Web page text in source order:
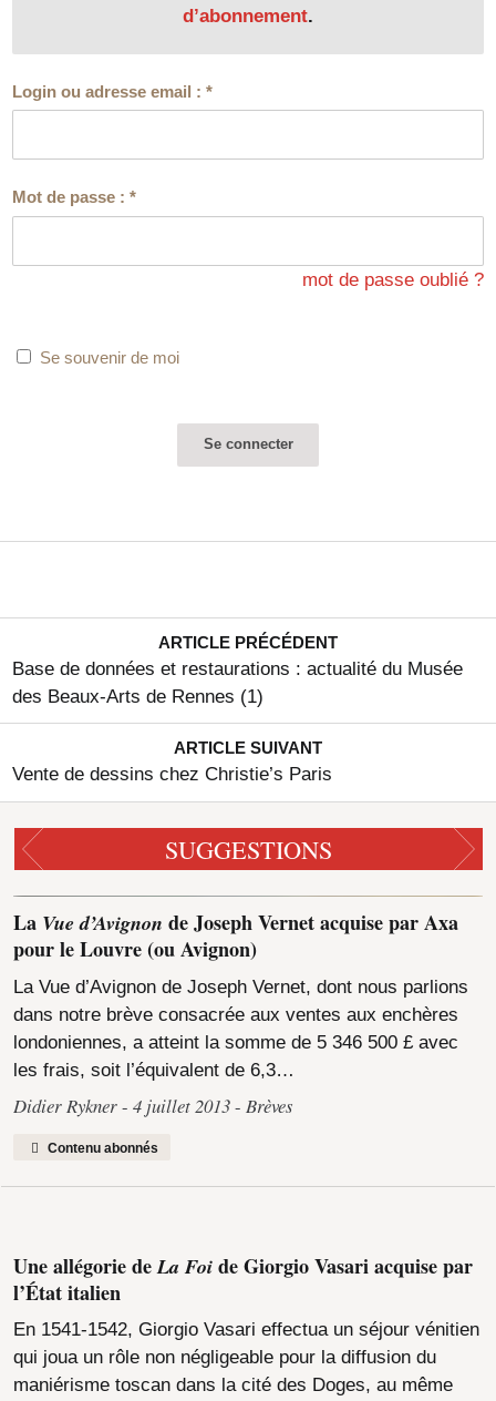
d’abonnement.
Login ou adresse email :*
Mot de passe :*
mot de passe oublié ?
Se souvenir de moi
ARTICLE PRÉCÉDENT
Base de données et restaurations : actualité du Musée
des Beaux-Arts de Rennes (1)
ARTICLE SUIVANT
Vente de dessins chez Christie’s Paris
SUGGESTIONS
La Vue d’Avignon de Joseph Vernet acquise par Axa
pour le Louvre (ou Avignon)
La Vue d’Avignon de Joseph Vernet, dont nous parlions
dans notre brève consacrée aux ventes aux enchères
londoniennes, a atteint la somme de 5 346 500 £ avec
les frais, soit l’équivalent de 6,3…
Didier Rykner 4 juillet 2013 Brèves
Contenu abonnés
Une allégorie deLa Foide Giorgio Vasari acquise par
l’État italien
En 1541-1542, Giorgio Vasari effectua un séjour vénitien
qui joua un rôle non négligeable pour la diffusion du
maniérisme toscan dans la cité des Doges, au même